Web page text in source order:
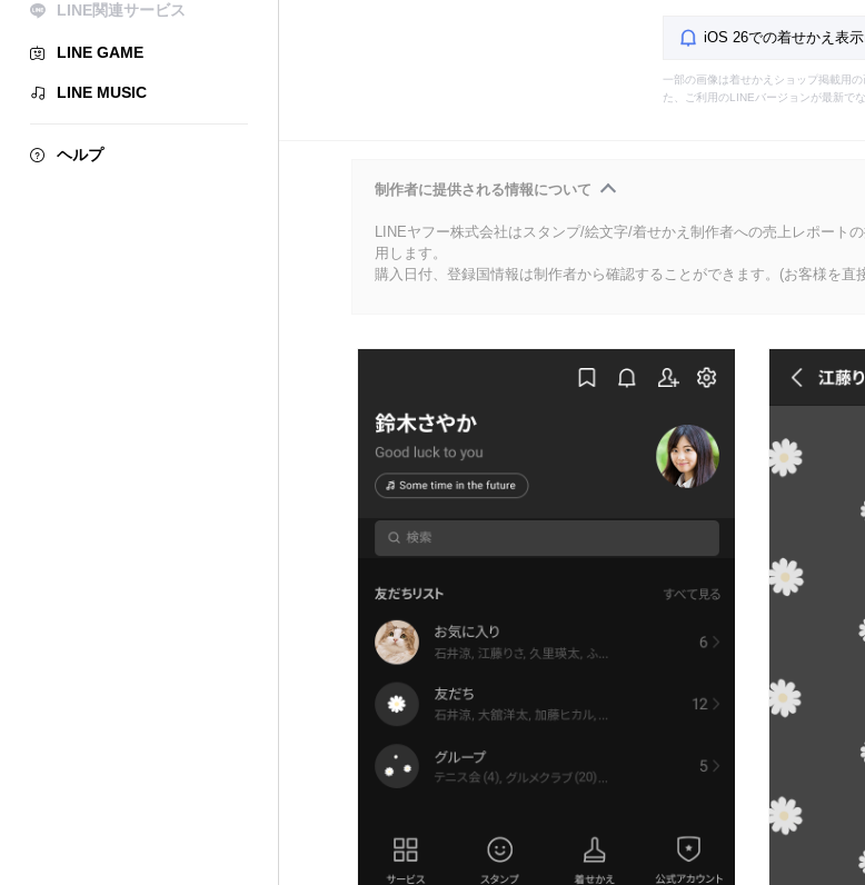
LINE関連サービス
LINE GAME
LINE MUSIC
ヘルプ
iOS 26での着せかえ表
一部の画像は着せかえショップ掲載用
た、ご利用のLINEバージョンが最新で
制作者に提供される情報について
LINEヤフー株式会社はスタンプ/絵文字/着せかえ制作者への売上レポート
用します。
購入日付、登録国情報は制作者から確認することができます。(お客様を直